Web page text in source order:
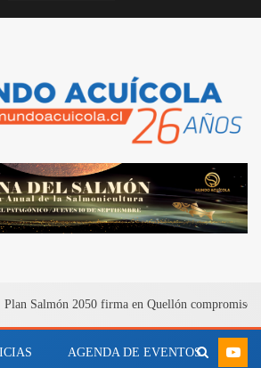
Plan Salmón 2050 firma en Quellón compromiso
AGENDA DE EVENTOS